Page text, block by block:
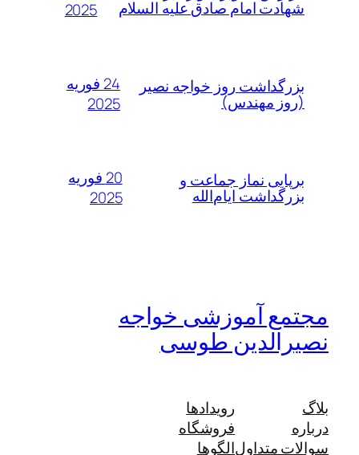
شهادت امام صادق علیه السلام
2025
بزرگداشت روز خواجه نصیر
(روز مهندس)
24 فوریه
2025
برپایی نماز جماعت و
بزرگداشت ایام‌الله
20 فوریه
2025
مجتمع آموزشی خواجه
نصیرالدین طوسی
بلاگ
درباره
سوالات متداول
رویدادها
فروشگاه
الگوها